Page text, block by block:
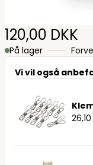
120,00 DKK
På lager
Vi vil også